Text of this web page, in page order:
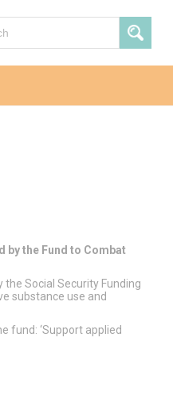
the Fund to Combat
Social Security Funding
substance use and
fund: ‘Support applied